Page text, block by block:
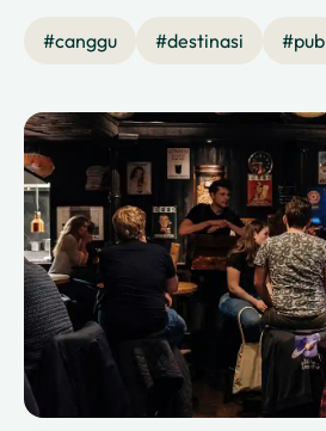
#canggu #destinasi #pub